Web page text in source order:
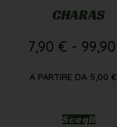
CHARAS
7,90 € - 99,90
A PARTIRE DA 5,00 €
Scegli